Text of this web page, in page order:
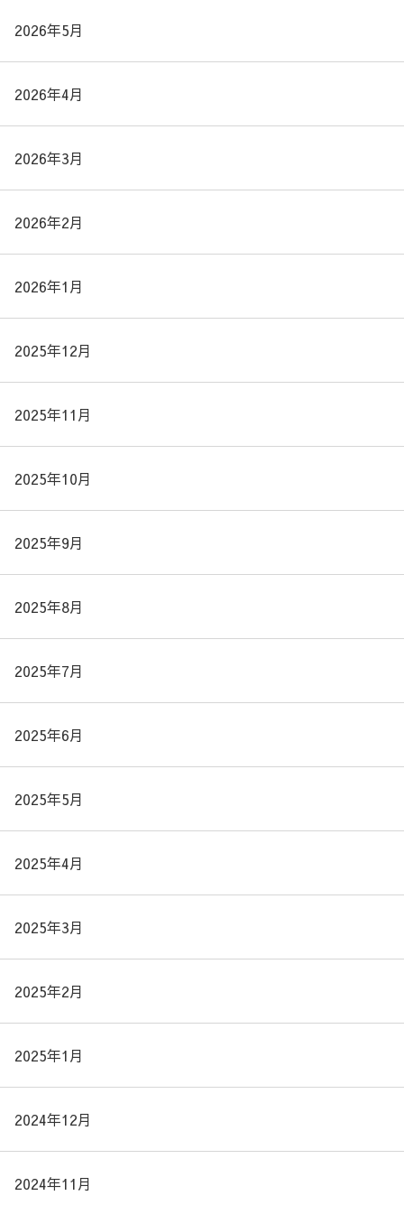
2026年5月
2026年4月
2026年3月
2026年2月
2026年1月
2025年12月
2025年11月
2025年10月
2025年9月
2025年8月
2025年7月
2025年6月
2025年5月
2025年4月
2025年3月
2025年2月
2025年1月
2024年12月
2024年11月